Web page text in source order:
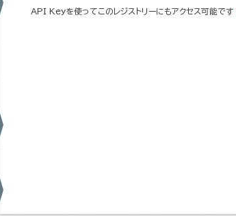
API Keyを使ってこのレジストリーにもアクセス可能です